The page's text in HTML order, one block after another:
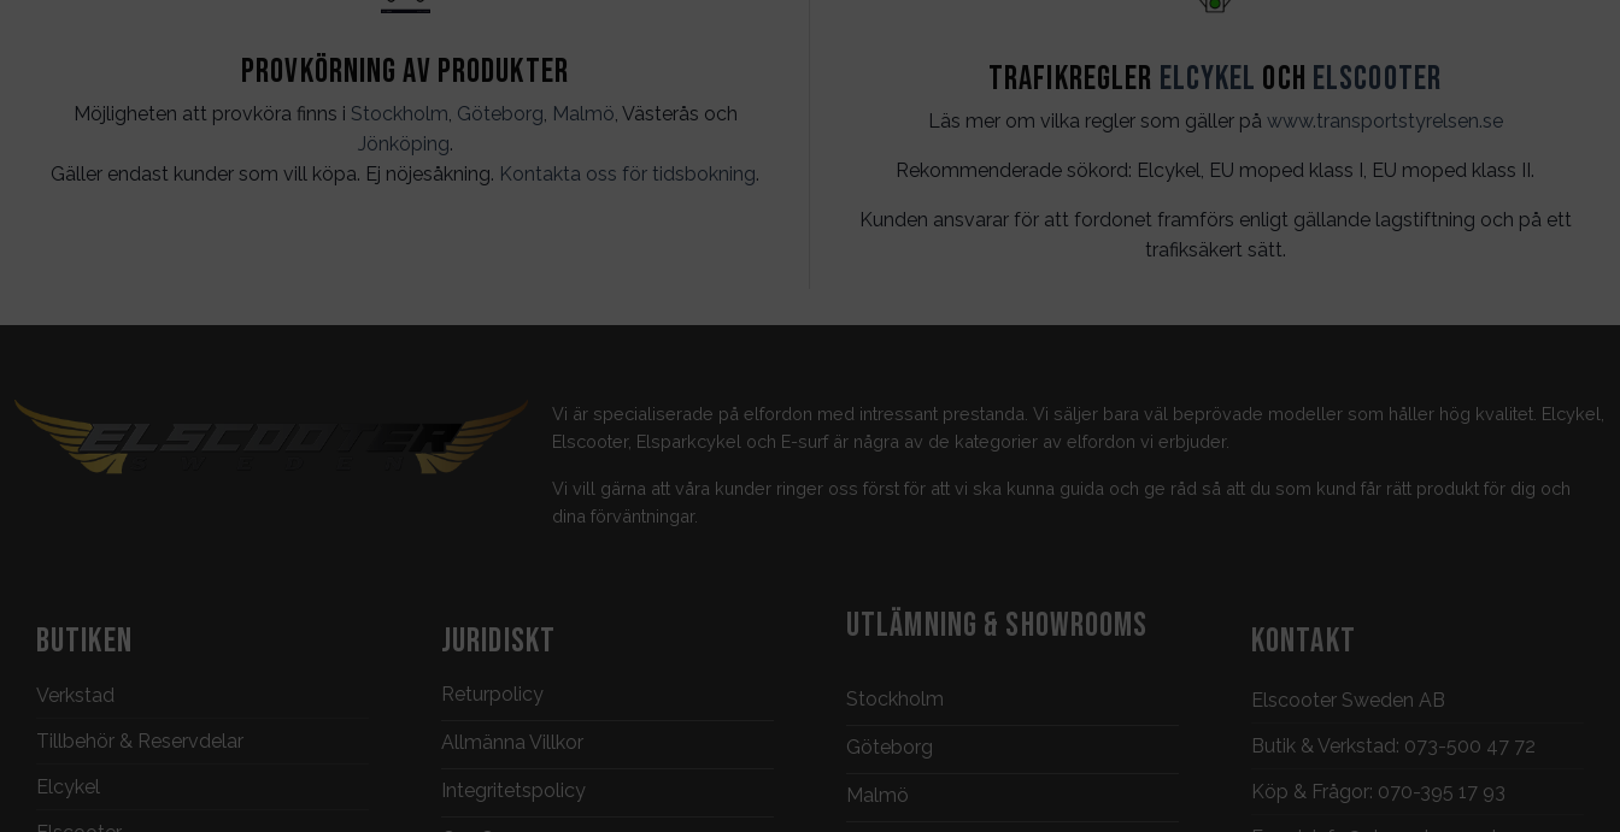
Provkörning av produkter
Möjligheten att provköra finns i Stockholm, Göteborg, Malmö, Västerås och
Jönköping.
Gäller endast kunder som vill köpa. Ej nöjesåkning. Kontakta oss för tidsbokning.
Trafikregler Elcykel och Elscooter
Läs mer om vilka regler som gäller på www.transportstyrelsen.se
Rekommenderade sökord: Elcykel, EU moped klass I, EU moped klass II.
Kunden ansvarar för att fordonet framförs enligt gällande lagstiftning och på ett
trafiksäkert sätt.
Vi är specialiserade på elfordon med intressant prestanda. Vi säljer bara väl beprövade modeller som håller hög kvalitet. Elcykel,
Elscooter, Elsparkcykel och E-surf är några av de kategorier av elfordon vi erbjuder.
Vi vill gärna att våra kunder ringer oss först för att vi ska kunna guida och ge råd så att du som kund får rätt produkt för dig och
dina förväntningar.
BUTIKEN
Verkstad
Tillbehör & Reservdelar
Elcykel
JURIDISKT
Returpolicy
Allmänna Villkor
Integritetspolicy
UTLÄMNING & SHOWROOMS
Stockholm
Göteborg
Malmö
KONTAKT
Elscooter Sweden AB
Butik & Verkstad: 073-500 47 72
Köp & Frågor: 070-395 17 93